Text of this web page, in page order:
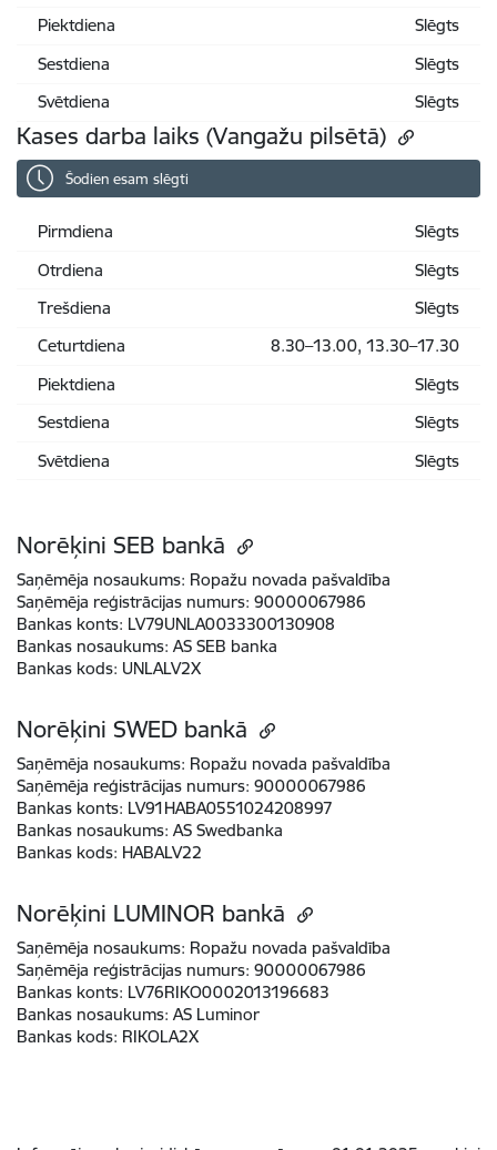
Piektdiena
Slēgts
Sestdiena
Slēgts
Svētdiena
Slēgts
Kases darba laiks (Vangažu pilsētā)
Šodien esam slēgti
Pirmdiena
Slēgts
Otrdiena
Slēgts
Trešdiena
Slēgts
Ceturtdiena
8.30–13.00, 13.30–17.30
Piektdiena
Slēgts
Sestdiena
Slēgts
Svētdiena
Slēgts
Norēķini SEB bankā
Saņēmēja nosaukums: Ropažu novada pašvaldība
Saņēmēja reģistrācijas numurs: 90000067986
Bankas konts: LV79UNLA0033300130908
Bankas nosaukums: AS SEB banka
Bankas kods: UNLALV2X
Norēķini SWED bankā
Saņēmēja nosaukums: Ropažu novada pašvaldība
Saņēmēja reģistrācijas numurs: 90000067986
Bankas konts: LV91HABA0551024208997
Bankas nosaukums: AS Swedbanka
Bankas kods: HABALV22
Norēķini LUMINOR bankā
Saņēmēja nosaukums: Ropažu novada pašvaldība
Saņēmēja reģistrācijas numurs: 90000067986
Bankas konts: LV76RIKO0002013196683
Bankas nosaukums: AS Luminor
Bankas kods: RIKOLA2X